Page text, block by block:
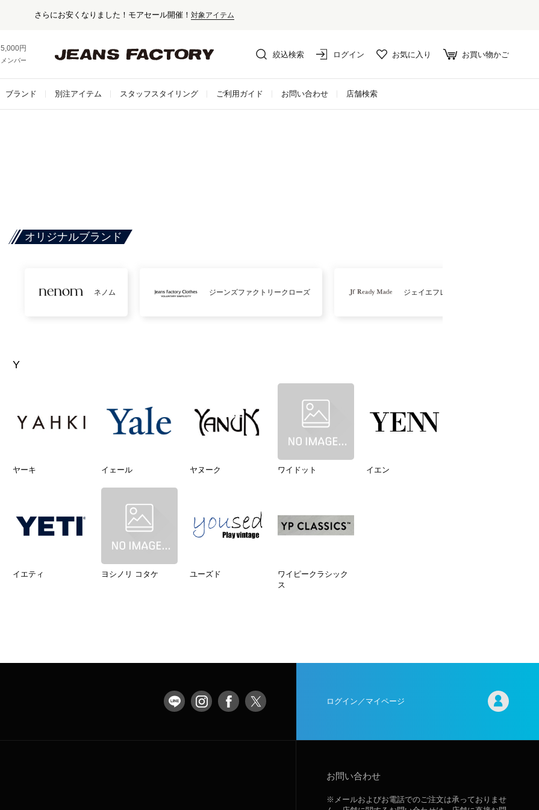
さらにお安くなりました！モアセール開催！ 対象アイテム
5,000円以上お買い上げで送料無料！
メンバー登録でお得な情報をゲット。さらに詳しく
絞込検索 ログイン お気に入り お買い物かご
ブランド 別注アイテム スタッフスタイリング ご利用ガイド お問い合わせ 店舗検索
オリジナルブランド
ネノム ジーンズファクトリークローズ ジェイエフレディメイド
Y
ヤーキ イェール ヤヌーク ワイドット イエン
イエティ ヨシノリ コタケ ユーズド
ワイピークラシック
ス
ログイン／マイページ
お問い合わせ
※メールおよびお電話でのご注文は承っておりませ